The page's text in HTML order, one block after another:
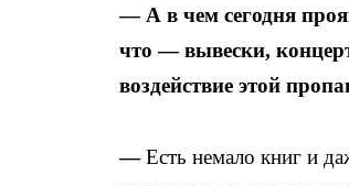
— А в чем сегодня
что — вывески,
воздействие этой
—Есть немало книг и